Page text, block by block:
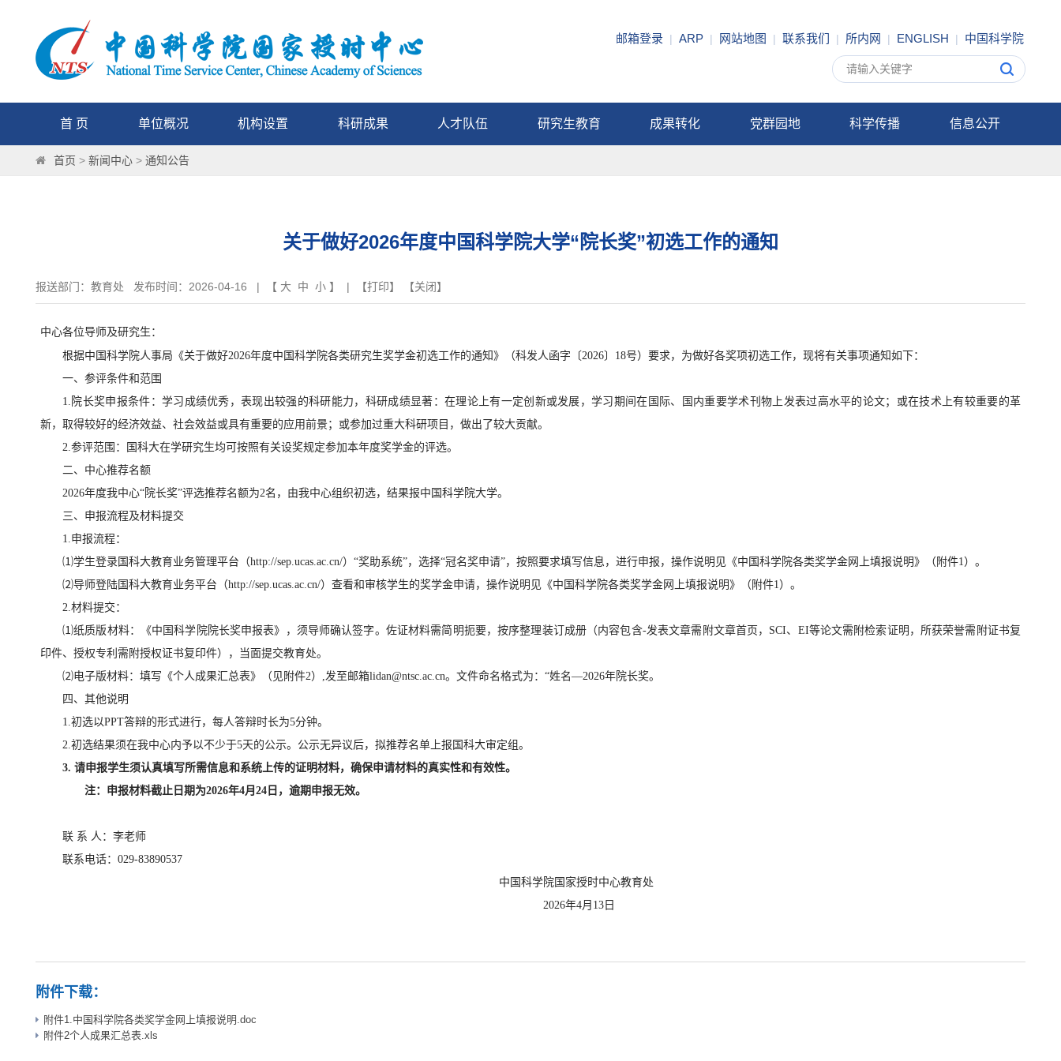
邮箱登录 | ARP | 网站地图 | 联系我们 | 所内网 | ENGLISH | 中国科学院
首 页 单位概况 机构设置 科研成果 人才队伍 研究生教育 成果转化 党群园地 科学传播 信息公开
首页 > 新闻中心 > 通知公告
关于做好2026年度中国科学院大学“院长奖”初选工作的通知
报送部门：教育处 发布时间：2026-04-16 | 【 大 中 小 】 | 【打印】 【关闭】
中心各位导师及研究生：
根据中国科学院人事局《关于做好2026年度中国科学院各类研究生奖学金初选工作的通知》（科发人函字〔2026〕18号）要求，为做好各奖项初选工作，现将有关事项通知如下：
一、参评条件和范围
1.院长奖申报条件：学习成绩优秀，表现出较强的科研能力，科研成绩显著：在理论上有一定创新或发展，学习期间在国际、国内重要学术刊物上发表过高水平的论文；或在技术上有较重要的革
新，取得较好的经济效益、社会效益或具有重要的应用前景；或参加过重大科研项目，做出了较大贡献。
2.参评范围：国科大在学研究生均可按照有关设奖规定参加本年度奖学金的评选。
二、中心推荐名额
2026年度我中心“院长奖”评选推荐名额为2名，由我中心组织初选，结果报中国科学院大学。
三、申报流程及材料提交
1.申报流程：
⑴学生登录国科大教育业务管理平台（http://sep.ucas.ac.cn/）“奖助系统”，选择“冠名奖申请”，按照要求填写信息，进行申报，操作说明见《中国科学院各类奖学金网上填报说明》（附件1）。
⑵导师登陆国科大教育业务平台（http://sep.ucas.ac.cn/）查看和审核学生的奖学金申请，操作说明见《中国科学院各类奖学金网上填报说明》（附件1）。
2.材料提交：
⑴纸质版材料：《中国科学院院长奖申报表》，须导师确认签字。佐证材料需简明扼要，按序整理装订成册（内容包含-发表文章需附文章首页，SCI、EI等论文需附检索证明，所获荣誉需附证书复
印件、授权专利需附授权证书复印件），当面提交教育处。
⑵电子版材料：填写《个人成果汇总表》（见附件2）,发至邮箱lidan@ntsc.ac.cn。文件命名格式为：“姓名—2026年院长奖。
四、其他说明
1.初选以PPT答辩的形式进行，每人答辩时长为5分钟。
2.初选结果须在我中心内予以不少于5天的公示。公示无异议后，拟推荐名单上报国科大审定组。
3. 请申报学生须认真填写所需信息和系统上传的证明材料，确保申请材料的真实性和有效性。
注：申报材料截止日期为2026年4月24日，逾期申报无效。
联 系 人：李老师
联系电话：029-83890537
中国科学院国家授时中心教育处
2026年4月13日
附件下载：
附件1.中国科学院各类奖学金网上填报说明.doc
附件2个人成果汇总表.xls